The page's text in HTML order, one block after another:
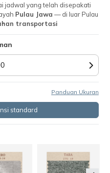
jadwal yang telah disepakati
Pulau Jawa — di luar Pulau
transportasi
Panduan Ukuran
standard